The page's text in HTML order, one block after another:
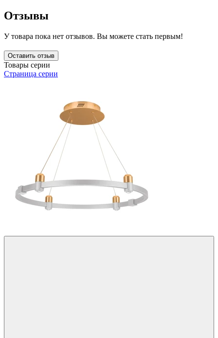
Отзывы
У товара пока нет отзывов. Вы можете стать первым!
Оставить отзыв
Товары серии
Страница серии